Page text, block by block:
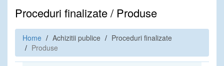
Proceduri finalizate / Produse
Home Achizitii publice
Proceduri finalizate
Produse